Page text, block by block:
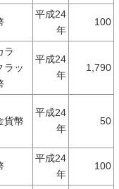
平成24
年
100
ラ
ラッ
平成24
年
1,790
貨幣
平成24
年
50
平成24
年
100